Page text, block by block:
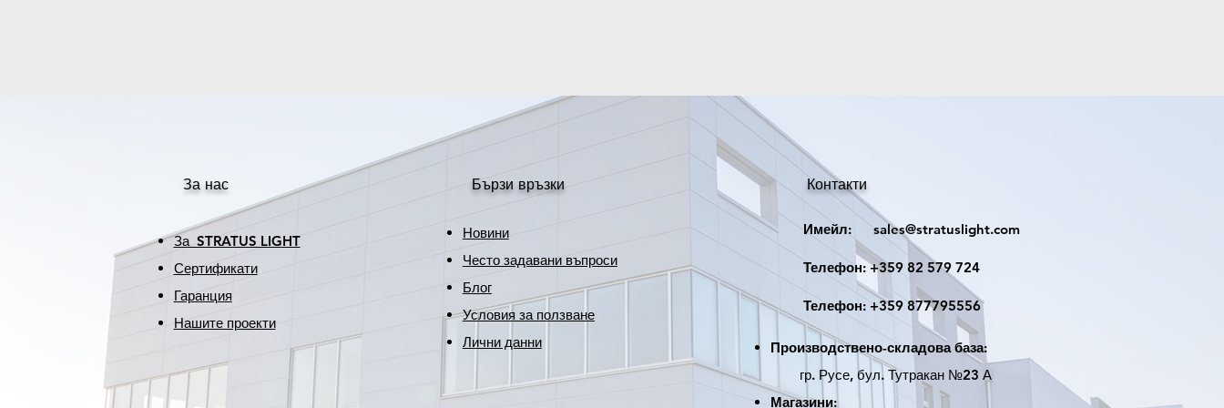
Светлиен поток
Размер
Гаранция 3 Години!
* Гаранцията е валидна при професионален монтаж
на светодиодите, подходящ и адекватен термал
мениджмънт и термопроводими междинни контактни
пасти/лепила или графитни подложки с подходящ
коефицент на топлопроводимост!
За нас
За STRATUS LIGHT
Сертификати
Гаранция
Нашите проекти
Бързи връзки
Новини
Често задавани въпроси
Блог
Условия за ползване
Лични данни
Контакти
Имейл: sales@stratuslight.com
Телефон:+359 82 579 724
Телефон: +359 877795556
Производствено-складова база:
гр. Русе, бул. Тутракан №23 А
Магазини: